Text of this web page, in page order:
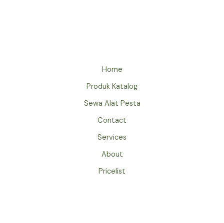
Home
Produk Katalog
Sewa Alat Pesta
Contact
Services
About
Pricelist